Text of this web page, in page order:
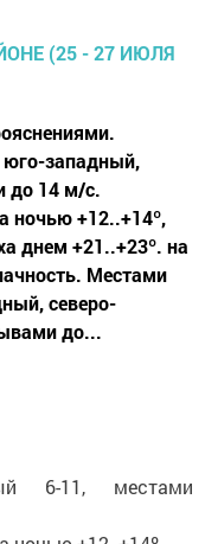
западный,
до 14 м/с.
ночью +12..+14º,
днем +21..+23º. на
Местами
северо-
до...
6-11, местами